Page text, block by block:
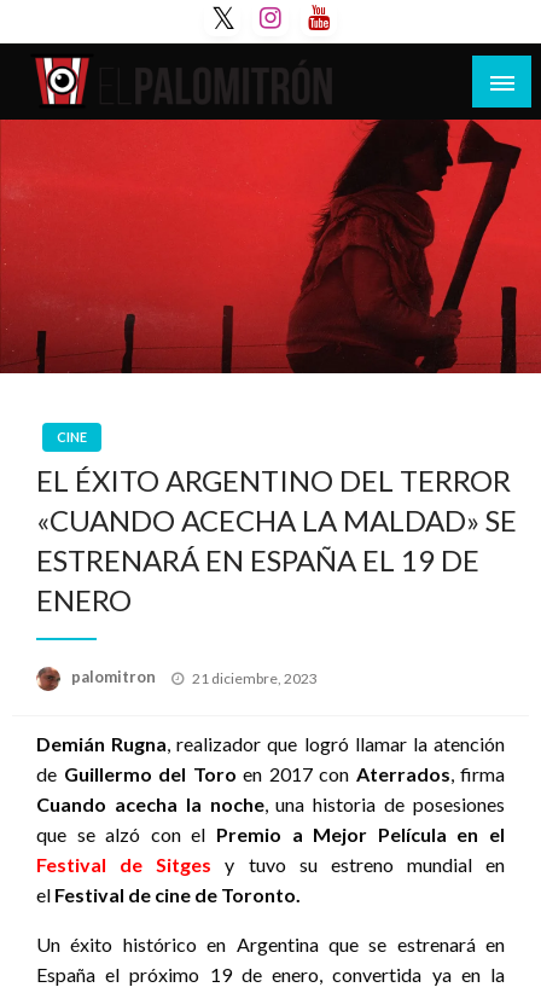
al
contenido
Tu espacio de la industria de cine española y
CINE
EL ÉXITO ARGENTINO DEL TERROR
«CUANDO ACECHA LA MALDAD» SE
ESTRENARÁ EN ESPAÑA EL 19 DE
ENERO
palomitron
Publicado
21 diciembre, 2023
Demián Rugna, realizador que logró llamar la atención
de Guillermo del Toro en 2017 con Aterrados, firma
Cuando acecha la noche, una historia de posesiones
que se alzó con el Premio a Mejor Película en el
Festival de Sitges y tuvo su estreno mundial en
el Festival de cine de Toronto.
Un éxito histórico en Argentina que se estrenará en
España el próximo 19 de enero, convertida ya en la